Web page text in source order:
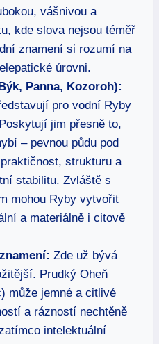
vášnivou a
kde slova nejsou téměř
znamení si rozumí na
úrovni.
Panna, Kozoroh):
pro vodní Ryby
jim přesně to,
– pevnou půdu pod
strukturu a
stabilitu. Zvláště s
mohou Ryby vytvořit
a materiálně i citově
Zde už bývá
Prudký Oheň
může jemné a citlivé
a rázností nechtěně
intelektuální